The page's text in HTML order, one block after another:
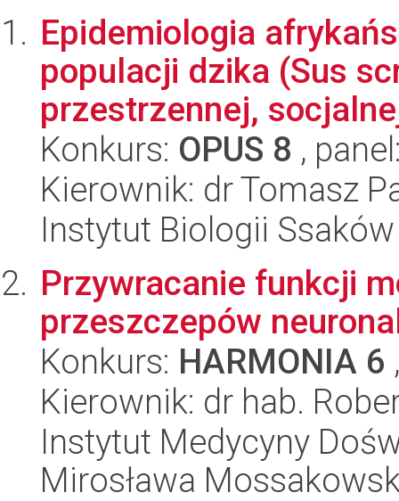
Epidemiologia
populacji dzika (Sus
przestrzennej,
Konkurs: OPUS 8 ,
Kierownik: dr Tomasz
Instytut Biologii Ssaków
Przywracanie funkcji
przeszczepów
Konkurs: HARMONIA 6
Kierownik: dr hab.
Instytut Medycyny
Mirosława